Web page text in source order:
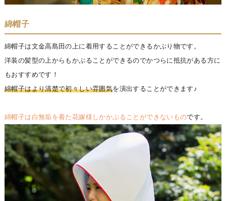
綿帽子
綿帽子は文金高島田の上に着用することができるかぶり物です。
洋装の髪型の上からもかぶることができるのでかつらに抵抗がある方に
もおすすめです！
綿帽子はより清楚で初々しい雰囲気を演出することができます♪
綿帽子は白無垢を着た花嫁様しかかぶることができないものです。